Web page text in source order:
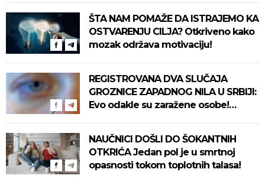
ŠTA NAM POMAŽE DA ISTRAJEMO KA
OSTVARENJU CILJA? Otkriveno kako
mozak održava motivaciju!
REGISTROVANA DVA SLUČAJA
GROZNICE ZAPADNOG NILA U SRBIJI:
Evo odakle su zaražene osobe!
NAUČNICI DOŠLI DO ŠOKANTNIH
OTKRIĆA Jedan pol je u smrtnoj
opasnosti tokom toplotnih talasa!